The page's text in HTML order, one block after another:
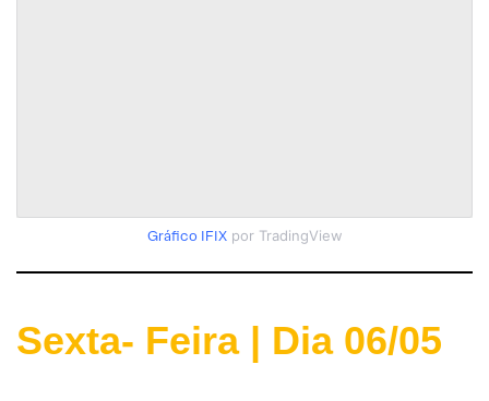
Gráfico IFIXpor TradingView
Sexta- Feira | Dia 06/05